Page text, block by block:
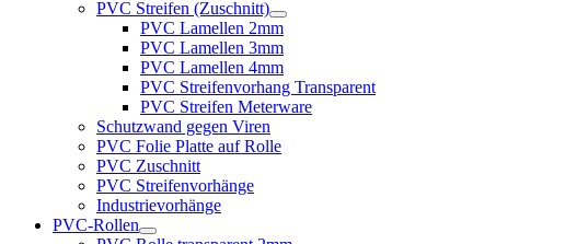
PVC Streifen (Zuschnitt)
PVC Lamellen 2mm
PVC Lamellen 3mm
PVC Lamellen 4mm
PVC Streifenvorhang Transparent
PVC Streifen Meterware
Schutzwand gegen Viren
PVC Folie Platte auf Rolle
PVC Zuschnitt
PVC Streifenvorhänge
Industrievorhänge
PVC-Rollen